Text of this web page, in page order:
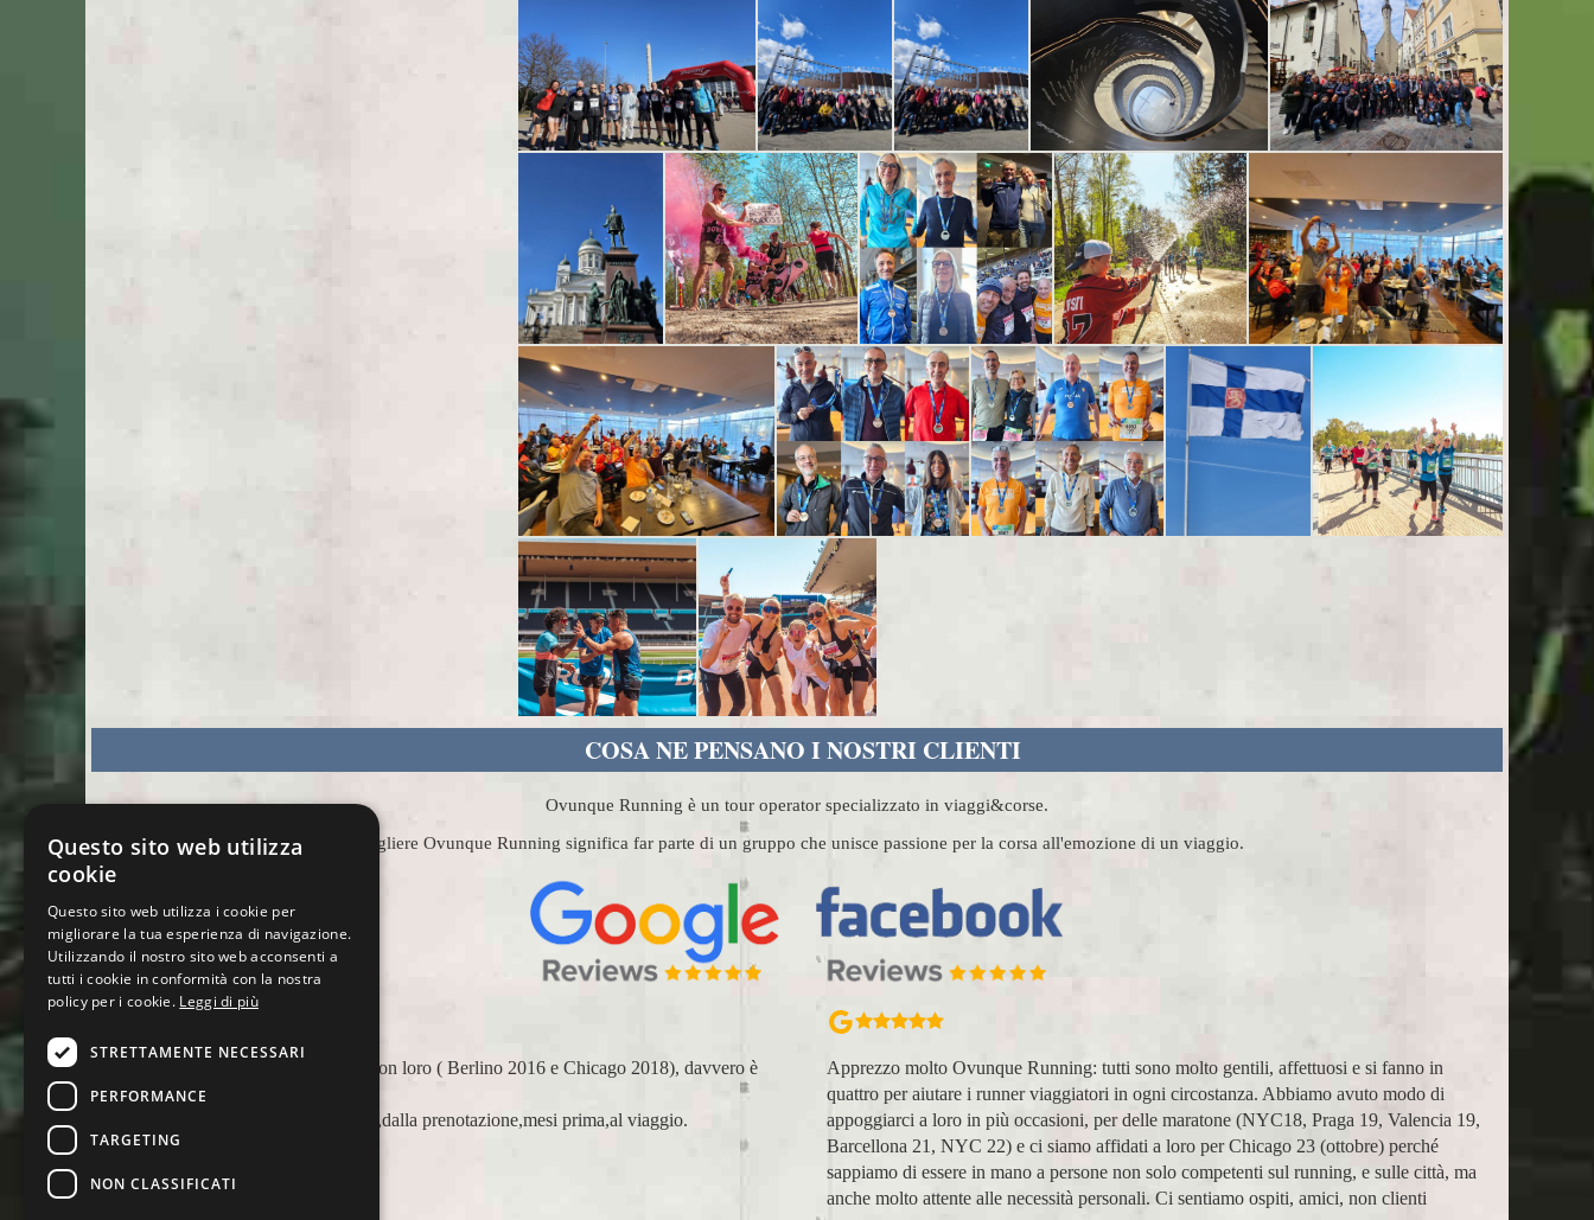
COSA NE PENSANO I NOSTRI CLIENTI
Ovunque Running è un tour operator specializzato in viaggi&corse.
Scegliere Ovunque Running significa far parte di un gruppo che unisce passione per la corsa all'emozione di un viaggio.
Apprezzo molto Ovunque Running: tutti sono molto gentili, affettuosi e si fanno in
quattro per aiutare i runner viaggiatori in ogni circostanza. Abbiamo avuto modo di
appoggiarci a loro in più occasioni, per delle maratone (NYC18, Praga 19, Valencia 19,
Barcellona 21, NYC 22) e ci siamo affidati a loro per Chicago 23 (ottobre) perché
Organizzazione perfetta, accompagnatori super (Massimo e Anna). Prima esperienza con
voi molto positiva! Alla prossima e grazie!
Lara Buranti
Questo sito web utilizza
cookie
Questo sito web utilizza i cookie per
migliorare la tua esperienza di navigazione.
Utilizzando il nostro sito web acconsenti a
tutti i cookie in conformità con la nostra
policy per i cookie. Leggi di più
STRETTAMENTE NECESSARI
PERFORMANCE
TARGETING
NON CLASSIFICATI